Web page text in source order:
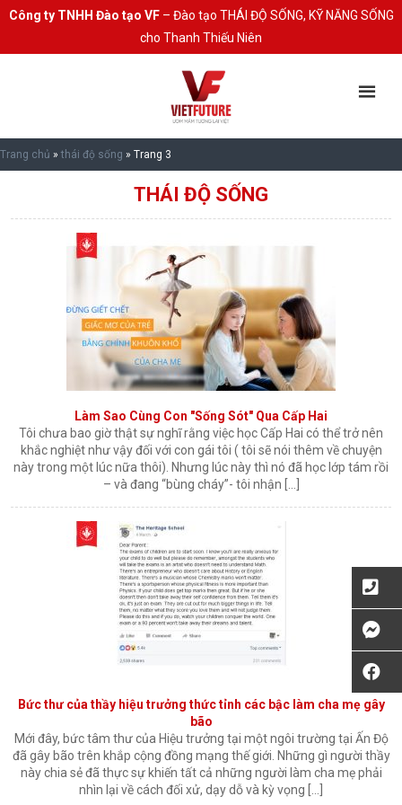
Công ty TNHH Đào tạo VF– Đào tạo THÁI ĐỘ SỐNG, KỸ NĂNG SỐNG
cho Thanh Thiếu Niên
Trang chủ » thái độ sống » Trang 3
THÁI ĐỘ SỐNG
Làm Sao Cùng Con "Sống Sót" Qua Cấp Hai
Tôi chưa bao giờ thật sự nghĩ rằng việc học Cấp Hai có thể trở nên
khắc nghiệt như vậy đối với con gái tôi ( tôi sẽ nói thêm về chuyện
này trong một lúc nữa thôi). Nhưng lúc này thì nó đã học lớp tám rồi
– và đang “bùng cháy”- tôi nhận […]
Bức thư của thầy hiệu trưởng thức tỉnh các bậc làm cha mẹ gây
bão
Mới đây, bức tâm thư của Hiệu trưởng tại một ngôi trường tại Ấn Độ
đã gây bão trên khắp cộng đồng mạng thế giới. Những gì người thầy
này chia sẻ đã thực sự khiến tất cả những người làm cha mẹ phải
nhìn lại về cách đối xử, dạy dỗ và kỳ vọng […]